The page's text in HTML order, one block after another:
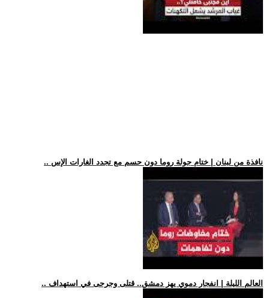
.. نافذة من لبنان | ختام جولة روما دون حسم مع تجدد الغارات الإس
.. العالم الليلة | انفجار دموي يهز دمشق.. قتلى وجرحى في استهداف